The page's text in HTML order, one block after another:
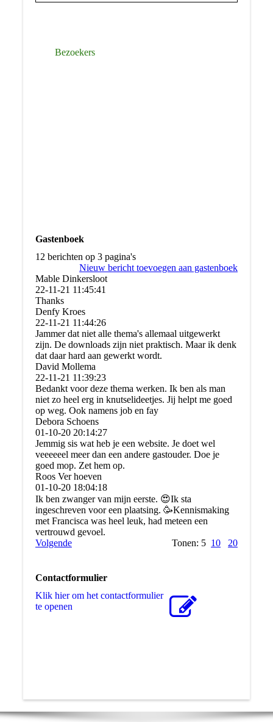
Bezoekers
Gastenboek
12 berichten op 3 pagina's
Nieuw bericht toevoegen aan gastenboek
Mable Dinkersloot
22-11-21 11:45:41
Thanks
Denfy Kroes
22-11-21 11:44:26
Jammer dat niet alle thema's allemaal uitgewerkt
zijn. De downloads zijn niet praktisch. Maar ik denk
dat daar hard aan gewerkt wordt.
David Mollema
22-11-21 11:39:23
Bedankt voor deze thema werken. Ik ben als man
niet zo heel erg in knutselideetjes. Jij helpt me goed
op weg. Ook namens job en fay
Debora Schoens
01-10-20 20:14:27
Jemmig sis wat heb je een website. Je doet wel
veeeeeel meer dan een andere gastouder. Doe je
goed mop. Zet hem op.
Roos Ver hoeven
01-10-20 18:04:18
Ik ben zwanger van mijn eerste. 😍Ik sta
ingeschreven voor een plaatsing. 🥳Kennismaking
met Francisca was heel leuk, had meteen een
vertrouwd gevoel.
Volgende
Tonen: 5 10 20
Contactformulier
Klik hier om het contactformulier
te openen